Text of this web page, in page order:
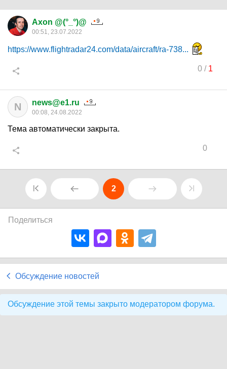
Axon @(°_°)@
00:51, 23.07.2022
https://www.flightradar24.com/data/aircraft/ra-738...
0/ 1
N news@e1.ru
00:08, 24.08.2022
Тема автоматически закрыта.
0
2
Поделиться
Обсуждение новостей
Обсуждение этой темы закрыто модератором форума.